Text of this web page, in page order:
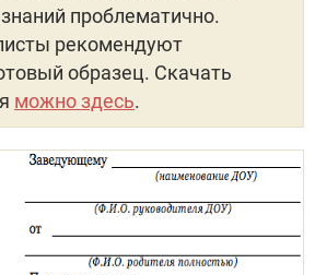
проблематично.
рекомендуют
образец. Скачать
можно здесь.